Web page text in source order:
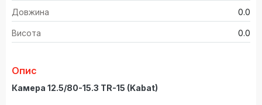
Довжина 0.0
Висота 0.0
Опис
Камера 12.5/80-15.3 TR-15 (Kabat)